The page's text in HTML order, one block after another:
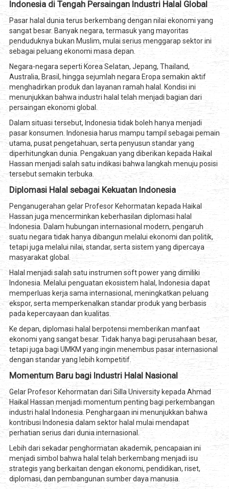
Indonesia di Tengah Persaingan Industri Halal Global
Pasar halal dunia terus berkembang dengan nilai ekonomi yang
sangat besar. Banyak negara, termasuk yang mayoritas
penduduknya bukan Muslim, mulai serius menggarap sektor ini
sebagai peluang ekonomi masa depan.
Negara-negara seperti Korea Selatan, Jepang, Thailand,
Australia, Brasil, hingga sejumlah negara Eropa semakin aktif
menghadirkan produk dan layanan ramah halal. Kondisi ini
menunjukkan bahwa industri halal telah menjadi bagian dari
persaingan ekonomi global.
Dalam situasi tersebut, Indonesia tidak boleh hanya menjadi
pasar konsumen. Indonesia harus mampu tampil sebagai pemain
utama, pusat pengetahuan, serta penyusun standar yang
diperhitungkan dunia. Pengakuan yang diberikan kepada Haikal
Hassan menjadi salah satu indikasi bahwa langkah menuju posisi
tersebut semakin terbuka.
Diplomasi Halal sebagai Kekuatan Indonesia
Penganugerahan gelar Profesor Kehormatan kepada Haikal
Hassan juga mencerminkan keberhasilan diplomasi halal
Indonesia. Dalam hubungan internasional modern, pengaruh
suatu negara tidak hanya dibangun melalui ekonomi dan politik,
tetapi juga melalui nilai, standar, serta sistem yang dipercaya
masyarakat global.
Halal menjadi salah satu instrumen soft power yang dimiliki
Indonesia. Melalui penguatan ekosistem halal, Indonesia dapat
memperluas kerja sama internasional, meningkatkan peluang
ekspor, serta memperkenalkan standar produk yang berbasis
pada kepercayaan dan kualitas.
Ke depan, diplomasi halal berpotensi memberikan manfaat
ekonomi yang sangat besar. Tidak hanya bagi perusahaan besar,
tetapi juga bagi UMKM yang ingin menembus pasar internasional
dengan standar yang lebih kompetitif.
Momentum Baru bagi Industri Halal Nasional
Gelar Profesor Kehormatan dari Silla University kepada Ahmad
Haikal Hassan menjadi momentum penting bagi perkembangan
industri halal Indonesia. Penghargaan ini menunjukkan bahwa
kontribusi Indonesia dalam sektor halal mulai mendapat
perhatian serius dari dunia internasional.
Lebih dari sekadar penghormatan akademik, pencapaian ini
menjadi simbol bahwa halal telah berkembang menjadi isu
strategis yang berkaitan dengan ekonomi, pendidikan, riset,
diplomasi, dan pembangunan sumber daya manusia.